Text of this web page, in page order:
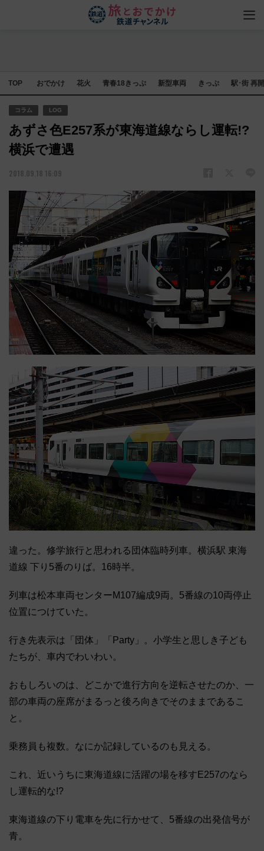
TOP おでかけ 花火 青春18きっぷ 新型車両 きっぷ 駅･街 再
コラム LOG
あずさ色E257系が東海道線ならし運転!?
横浜で遭遇
2018.09.18 16:09
違った。修学旅行と思われる団体臨時列車。横浜駅 東海
道線 下り5番のりば。16時半。
列車は松本車両センターM107編成9両。5番線の10両停止
位置につけていた。
行き先表示は「団体」「Party」。小学生と思しき子ども
たちが、車内でわいわい。
おもしろいのは、どこかで進行方向を逆転させたのか、一
部の車両の座席がまるっと後ろ向きでそのままであるこ
と。
乗務員も複数。なにか記録しているのも見える。
これ、近いうちに東海道線に活躍の場を移すE257のなら
し運転的な!?
東海道線の下り電車を先に行かせて、5番線の出発信号が
青。